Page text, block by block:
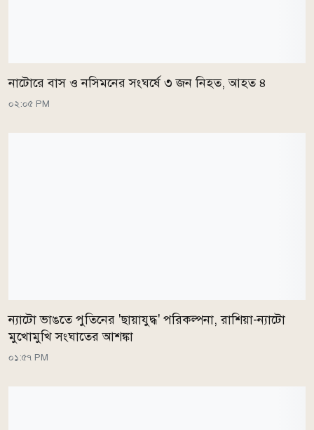
নাটোরে বাস ও নসিমনের সংঘর্ষে ৩ জন নিহত, আহত ৪
০২:০৫ PM
ন্যাটো ভাঙতে পুতিনের 'ছায়াযুদ্ধ' পরিকল্পনা, রাশিয়া-ন্যাটো
মুখোমুখি সংঘাতের আশঙ্কা
০১:৫৭ PM